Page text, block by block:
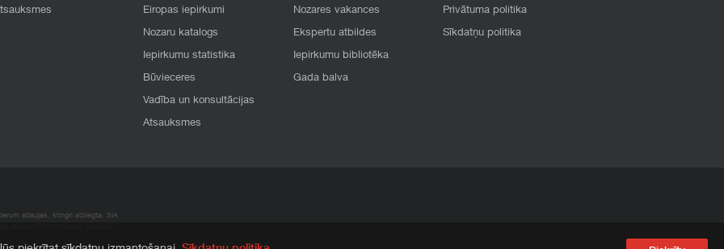
Eiropas iepirkumi
Nozaru katalogs
Iepirkumu statistika
Būvieceres
Vadība un konsultācijas
Atsauksmes
Nozares vakances
Ekspertu atbildes
Iepirkumu bibliotēka
Gada balva
Privātuma politika
Sīkdatņu politika
atļaujas, stingri aizliegta. SIA